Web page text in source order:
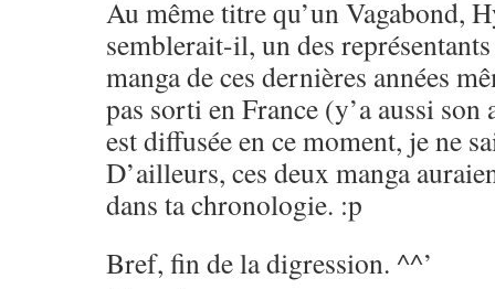
Au même titre qu’un Vagabond,
semblerait-il, un des
manga de ces dernières années
pas sorti en France (y’a aussi
est diffusée en ce moment, je ne
D’ailleurs, ces deux manga
dans ta chronologie. :p
Bref, fin de la digression. ^^’